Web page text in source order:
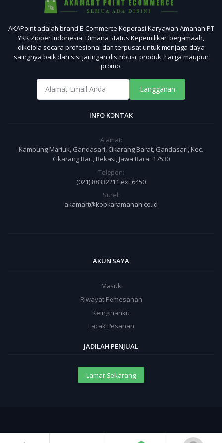
AKAPoint adalah brand E-Commerce Koperasi Karyawan Amanah PT
YKK Zipper Indonesia. Dimana Status Kepemilikan berjamaah,
dikelola secara profesional dan terpusat untuk menjaga daya
saingnya baik dari sisi jaringan distribusi, produk, harga maupun
promo.
Langganan
INFO KONTAK
Alamat:
Kampung Mariuk, Gandasari, Cikarang Barat, Gandasari, Kec.
Cikarang Bar., Bekasi, Jawa Barat 17530
Telepon:
(021) 88332211 ext 6450
Surel:
akamart@kopkaramanah.co.id
AKUN SAYA
Masuk
Riwayat Pemesanan
Keinginanku
Lacak Pesanan
JADILAH PENJUAL
Lamar Sekarang